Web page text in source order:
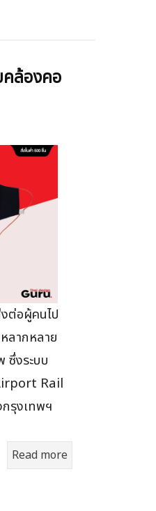
คล้องคอ
ต่อผู้คนไป
ลากหลาย
ซึ่งระบบ
Rail
รุงเทพฯ
Read more